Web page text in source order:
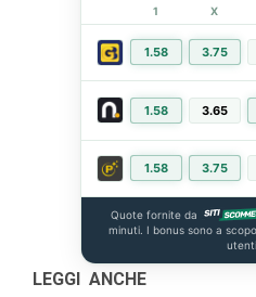
1 X
1.58 3.75
1.58 3.65
1.58 3.75
Quote fornite da
minuti. I bonus sono a
utenti.
LEGGI ANCHE